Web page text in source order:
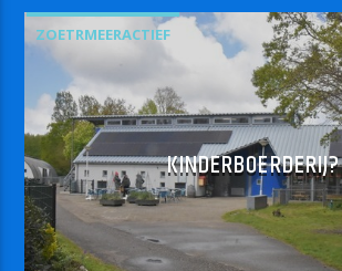
ZOETRMEERACTIEF
KINDERBOERDERIJ?